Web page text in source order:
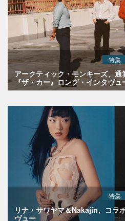
特集
アークティック・モンキーズ、
『ザ・カー』ロング・インタヴュ
特集
リナ・サワヤマ＆Nakajin、コラ
ヴュー